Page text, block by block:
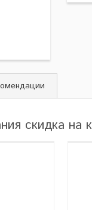
скидка